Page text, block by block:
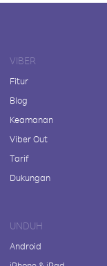
VIBER
Fitur
Blog
Keamanan
Viber Out
Tarif
Dukungan
UNDUH
Android